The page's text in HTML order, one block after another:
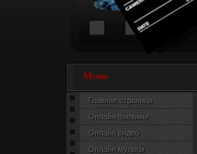
Меню
Главная страница
Онлайн фильмы
Онлайн видео
Онлайн мульты